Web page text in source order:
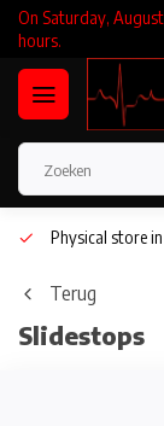
On Saturday,
hours.
Physical store
Terug
Slidestops